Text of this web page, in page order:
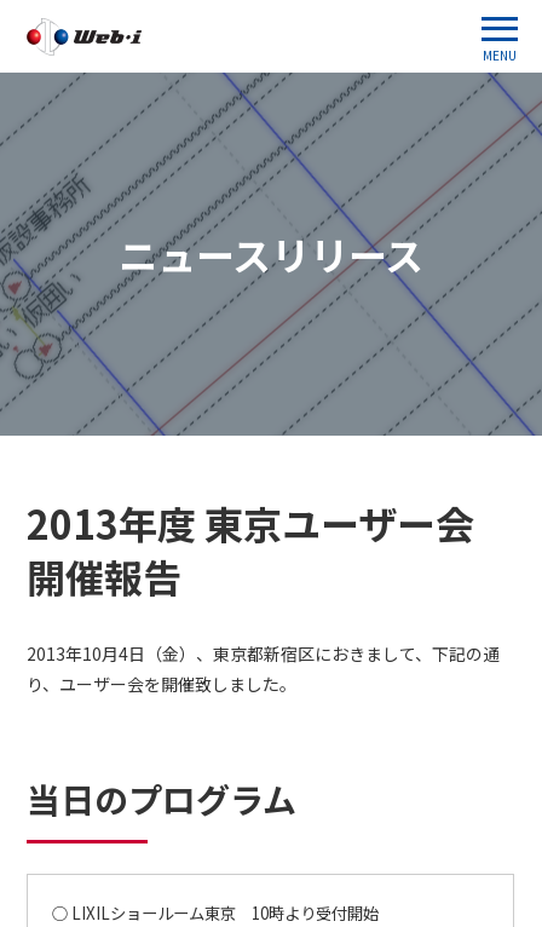
MENU
ニュースリリース
2013年度 東京ユーザー会
開催報告
2013年10月4日（金）、東京都新宿区におきまして、下記の通
り、ユーザー会を開催致しました。
当日のプログラム
○ LIXILショールーム東京 10時より受付開始